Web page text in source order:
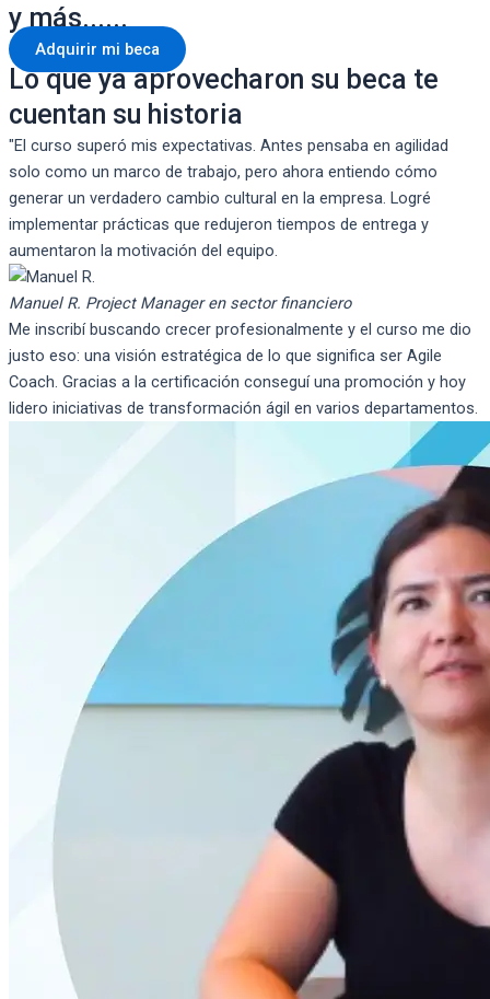
y más......
Adquirir mi beca
Lo que ya aprovecharon su beca te
cuentan su historia
"El curso superó mis expectativas. Antes pensaba en agilidad
solo como un marco de trabajo, pero ahora entiendo cómo
generar un verdadero cambio cultural en la empresa. Logré
implementar prácticas que redujeron tiempos de entrega y
aumentaron la motivación del equipo.
Manuel R. Project Manager en sector financiero
Me inscribí buscando crecer profesionalmente y el curso me dio
justo eso: una visión estratégica de lo que significa ser Agile
Coach. Gracias a la certificación conseguí una promoción y hoy
lidero iniciativas de transformación ágil en varios departamentos.